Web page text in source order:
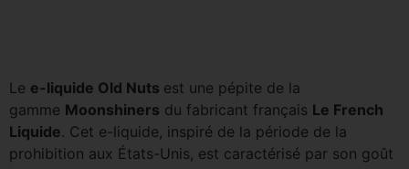
Le e-liquide Old Nuts est une pépite de la
gamme Moonshiners du fabricant français Le French
Liquide. Cet e-liquide, inspiré de la période de la
prohibition aux États-Unis, est caractérisé par son goût